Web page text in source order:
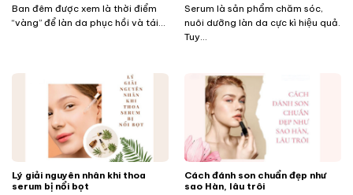
Ban đêm được xem là thời điểm
“vàng” để làn da phục hồi và tái...
Serum là sản phẩm chăm sóc,
nuôi dưỡng làn da cực kì hiệu quả.
Tuy...
Lý giải nguyên nhân khi thoa
serum bị nổi bọt
Cách đánh son chuẩn đẹp như
sao Hàn, lâu trôi